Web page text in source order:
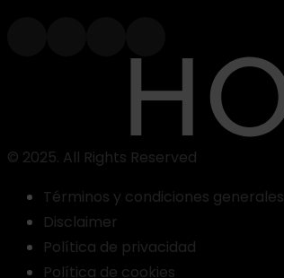
© 2025. All Rights Reserved
Términos y condiciones generales
Disclaimer
Política de privacidad
Política de cookies